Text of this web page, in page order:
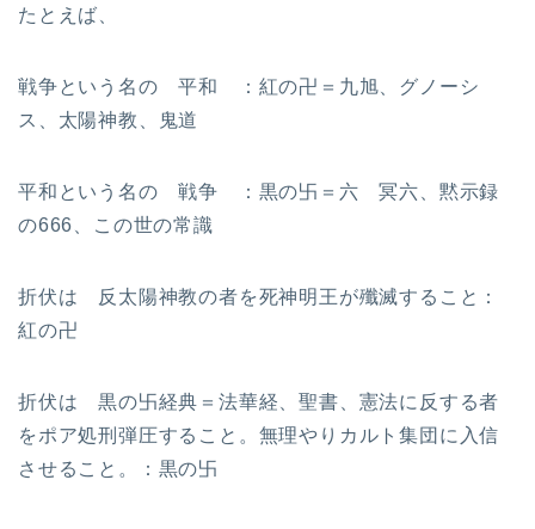
たとえば、
戦争という名の 平和 ：紅の卍＝九旭、グノーシ
ス、太陽神教、鬼道
平和という名の 戦争 ：黒の卐＝六 冥六、黙示録
の666、この世の常識
折伏は 反太陽神教の者を死神明王が殲滅すること：
紅の卍
折伏は 黒の卐経典＝法華経、聖書、憲法に反する者
をポア処刑弾圧すること。無理やりカルト集団に入信
させること。：黒の卐